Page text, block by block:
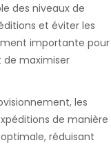
des niveaux de
et éviter les
importante pour
de maximiser
les
de manière
réduisant